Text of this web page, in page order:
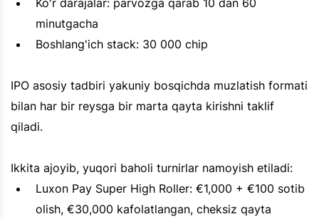
Ko'r darajalar: parvozga qarab 10 dan 60
minutgacha
Boshlang'ich stack: 30 000 chip
IPO asosiy tadbiri yakuniy bosqichda muzlatish formati
bilan har bir reysga bir marta qayta kirishni taklif
qiladi.
Ikkita ajoyib, yuqori baholi turnirlar namoyish etiladi:
Luxon Pay Super High Roller: €1,000 + €100 sotib
olish, €30,000 kafolatlangan, cheksiz qayta